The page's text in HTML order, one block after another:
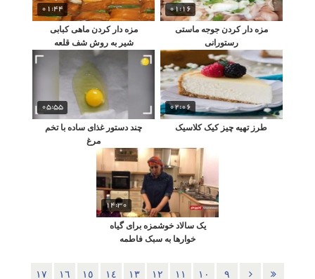
01:16
مزه دار کردن جوجه ماستی
رستورانی
01:44
مزه دار کردن ماهی کبابی
شیر به روش شف قلعه
02:06
طرز تهیه چیز کیک کلاسیک
05:55
چند دستور غذای ساده با تخم
مرغ
14:30
یک سالاد خوشمزه برای گیاه
خوارها به سبک فاطمه
٩ ١٠ ١١ ١٢ ١٣ ١٤ ١٥ ١٦ ١٧